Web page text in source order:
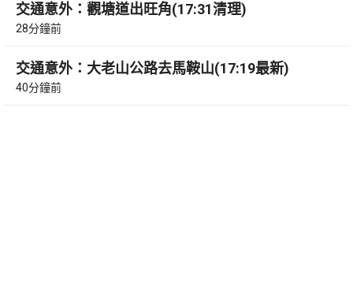
交通意外：觀塘道出旺角(17:31清理)
28分鐘前
交通意外：大老山公路去馬鞍山(17:19最新)
40分鐘前